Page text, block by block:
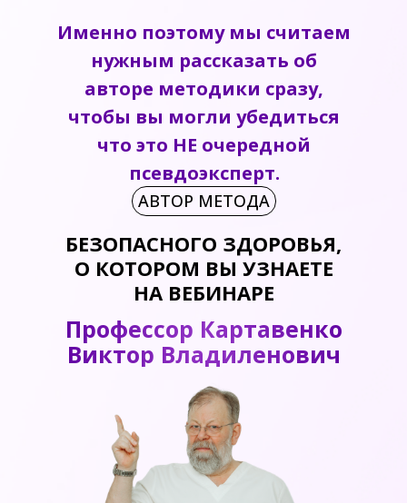
Профессор Картавенко
Виктор Владиленович
БЕЗОПАСНОГО ЗДОРОВЬЯ,
О КОТОРОМ ВЫ УЗНАЕТЕ
НА ВЕБИНАРЕ
АВТОР МЕТОДА
Именно поэтому мы считаем
нужным рассказать об
авторе методики сразу,
чтобы вы могли убедиться
что это НЕ очередной
псевдоэксперт.